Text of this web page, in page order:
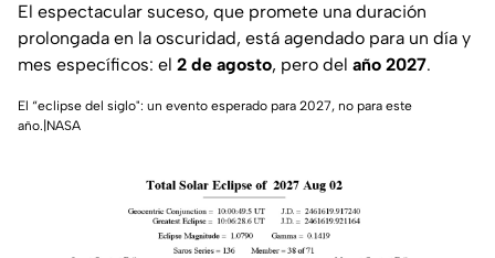
El espectacular suceso, que promete una duración
prolongada en la oscuridad, está agendado para un día y
mes específicos: el 2 de agosto, pero del año 2027.
El “eclipse del siglo": un evento esperado para 2027, no para este
año.|NASA